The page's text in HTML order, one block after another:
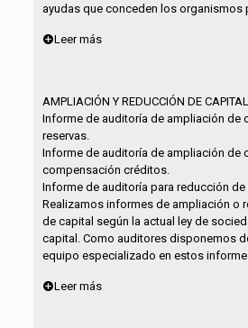
ayudas que conceden los organismos
Leer más
AMPLIACIÓN Y REDUCCIÓN DE CAPITAL
Informe de auditoría de ampliación de
reservas.
Informe de auditoría de ampliación de
compensación créditos.
Informe de auditoría para reducción
Realizamos informes de ampliación o
de capital según la actual ley de
capital. Como auditores disponemos
equipo especializado en estos
Leer más